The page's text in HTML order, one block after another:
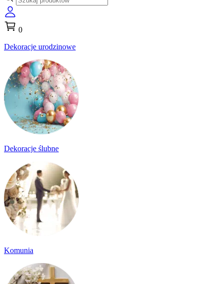
0
Dekoracje urodzinowe
Dekoracje ślubne
Komunia